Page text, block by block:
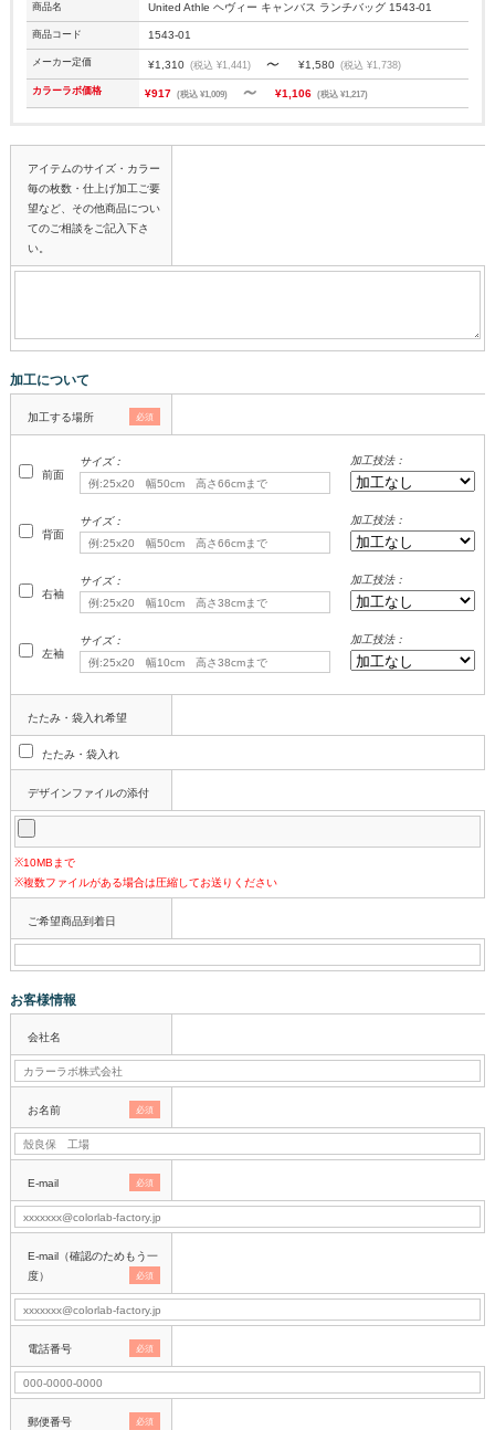
商品名 United Athle ヘヴィー キャンバス ランチバッグ 1543-01
商品コード 1543-01
メーカー定価 ¥1,310 (税込 ¥1,441) ～ ¥1,580 (税込 ¥1,738)
カラーラボ価格 ¥917 (税込 ¥1,009) ～ ¥1,106 (税込 ¥1,217)
アイテムのサイズ・カラー
毎の枚数・仕上げ加工ご要
望など、その他商品につい
てのご相談をご記入下さ
い。
加工について
加工する場所 必須
前面
サイズ： 加工技法：
背面
サイズ： 加工技法：
右袖
サイズ： 加工技法：
左袖
サイズ： 加工技法：
たたみ・袋入れ希望
たたみ・袋入れ
デザインファイルの添付
※10MBまで
※複数ファイルがある場合は圧縮してお送りください
ご希望商品到着日
お客様情報
会社名
お名前 必須
E-mail 必須
E-mail（確認のためもう一
度）
必須
電話番号 必須
郵便番号 必須